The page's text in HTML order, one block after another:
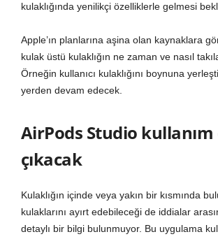
kulaklığında yenilikçi özelliklerle gelmesi
Apple’ın planlarına aşina olan kaynaklara
kulak üstü kulaklığın ne zaman ve nasıl
Örneğin kullanıcı kulaklığını boynuna
yerden devam edecek.
AirPods Studio
çıkacak
Kulaklığın içinde veya yakın bir kısmında
kulaklarını ayırt edebileceği de iddialar
detaylı bir bilgi bulunmuyor. Bu uygulama